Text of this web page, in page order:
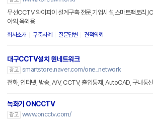
무선CCTV 와이파이 설계구축 전문,기업시설,스마트팩토리
야외,옥외용
회사소개 구축사례 질문답변 견적의뢰
대구CCTV설치 원네트워크
광고 smartstore.naver.com/one_network
전화, 인터넷, 방송, A/V, CCTV, 출입통제, AutoCAD, 구내통
녹화기 ONCCTV
광고 www.oncctv.com/